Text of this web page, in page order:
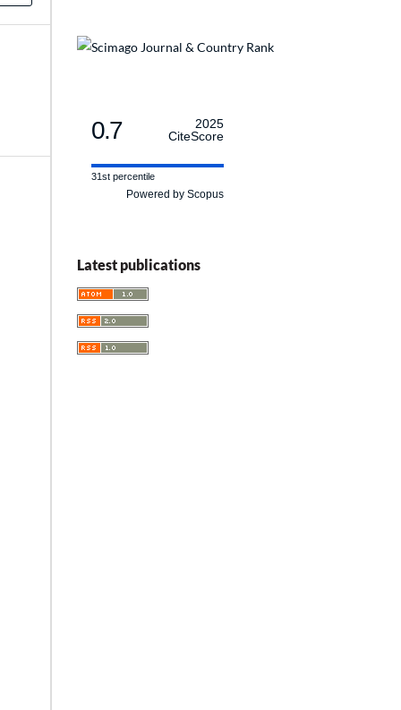
0.7
2025
CiteScore
31st percentile
Powered by Scopus
Latest publications